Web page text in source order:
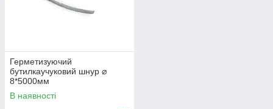
Герметизуючий
бутилкаучуковий шнур ⌀
8*5000мм
В наявності